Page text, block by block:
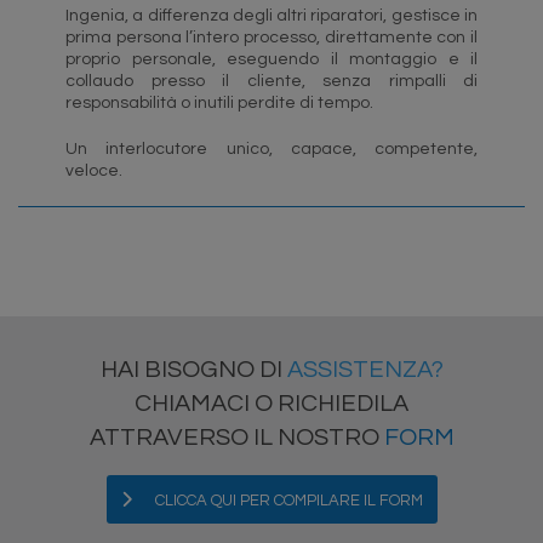
Ingenia, a differenza degli altri riparatori, gestisce in
prima persona l’intero processo, direttamente con il
proprio personale, eseguendo il montaggio e il
collaudo presso il cliente, senza rimpalli di
responsabilità o inutili perdite di tempo.
Un interlocutore unico, capace, competente,
veloce.
HAI BISOGNO DI ASSISTENZA?
CHIAMACI O RICHIEDILA
ATTRAVERSO IL NOSTRO FORM
CLICCA QUI PER COMPILARE IL FORM